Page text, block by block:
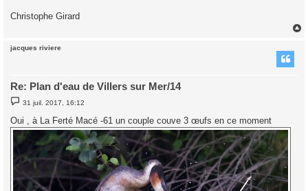
Christophe Girard
jacques riviere
Re: Plan d'eau de Villers sur Mer/14
M
e
s
s
a
g
31 juil. 2017, 16:12
Oui , à La Ferté Macé -61 un couple couve 3 œufs en ce moment